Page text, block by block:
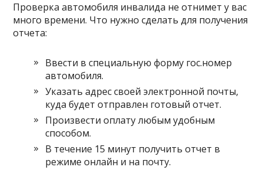
Проверка автомобиля инвалида не отнимет у вас
много времени. Что нужно сделать для получения
отчета:
Ввести в специальную форму гос.номер
автомобиля.
Указать адрес своей электронной почты,
куда будет отправлен готовый отчет.
Произвести оплату любым удобным
способом.
В течение 15 минут получить отчет в
режиме онлайн и на почту.